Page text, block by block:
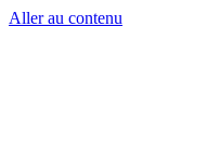
Aller au contenu